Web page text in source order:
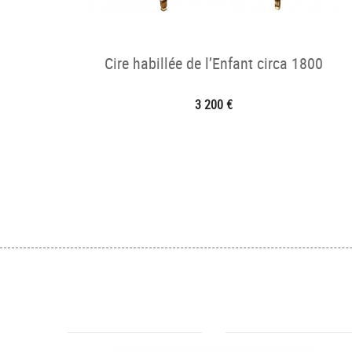
Cire habillée de l’Enfant circa 1800
3 200 €